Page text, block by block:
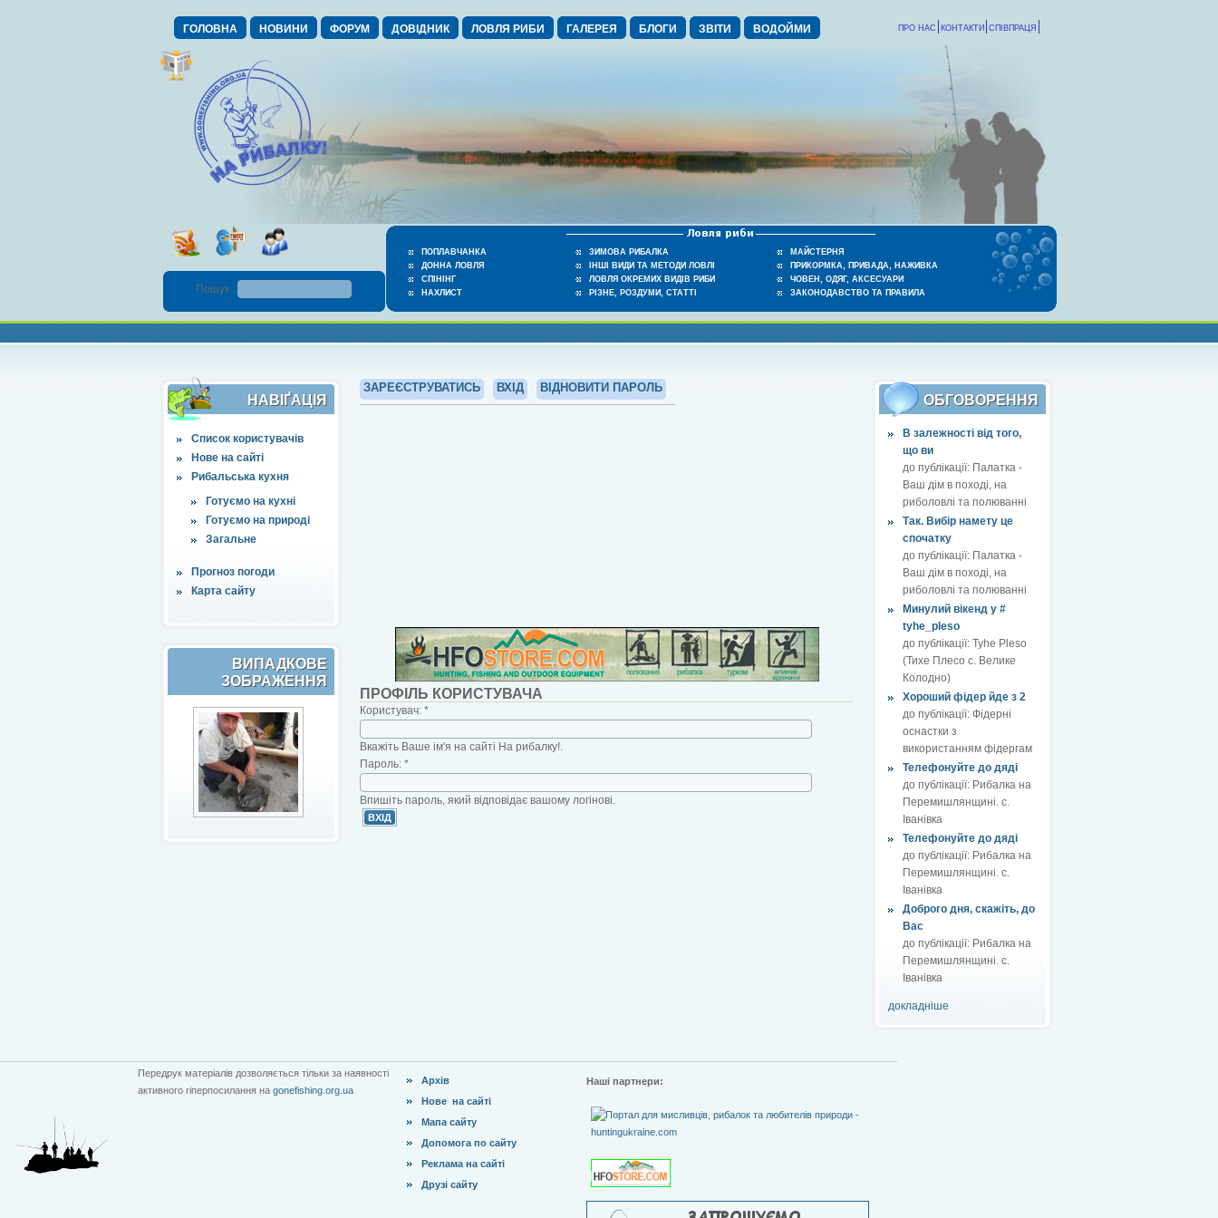
ГОЛОВНА НОВИНИ ФОРУМ ДОВІДНИК ЛОВЛЯ РИБИ ГАЛЕРЕЯ БЛОГИ ЗВІТИ ВОДОЙМИ СПІВПРАЦЯ
КОНТАКТИ
ПРО НАС
ПОПЛАВЧАНКА
ДОННА ЛОВЛЯ
СПІНІНГ
НАХЛИСТ
ЗИМОВА РИБАЛКА
ІНШІ ВИДИ ТА МЕТОДИ ЛОВЛІ
ЛОВЛЯ ОКРЕМИХ ВИДІВ РИБИ
РІЗНЕ, РОЗДУМИ, СТАТТІ
МАЙСТЕРНЯ
ПРИКОРМКА, ПРИВАДА, НАЖИВКА
ЧОВЕН, ОДЯГ, АКСЕСУАРИ
ЗАКОНОДАВСТВО ТА ПРАВИЛА
Пошук :
НАВІҐАЦІЯ
Список користувачів
Нове на сайті
Рибальська кухня
Готуємо на кухні
Готуємо на природі
Загальне
Прогноз погоди
Карта сайту
ВИПАДКОВЕ
ЗОБРАЖЕННЯ
ЗАРЕЄСТРУВАТИСЬ ВХІД ВІДНОВИТИ ПАРОЛЬ
ОБГОВОРЕННЯ
В залежності від того,
що ви
до публікації: Палатка -
Ваш дім в поході, на
риболовлі та полюванні
Так. Вибір намету це
спочатку
до публікації: Палатка -
Ваш дім в поході, на
риболовлі та полюванні
Минулий вікенд у #
tyhe_pleso
до публікації: Tyhe Pleso
(Тихе Плесо с. Велике
Колодно)
Хороший фідер йде з 2
до публікації: Фідерні
оснастки з
використанням фідергам
Телефонуйте до дяді
до публікації: Рибалка на
Перемишлянщині. с.
Іванівка
Телефонуйте до дяді
до публікації: Рибалка на
Перемишлянщині. с.
Іванівка
Доброго дня, скажіть, до
Вас
до публікації: Рибалка на
Перемишлянщині. с.
Іванівка
докладніше
ПРОФІЛЬ КОРИСТУВАЧА
Користувач: *
Вкажіть Ваше ім'я на сайті На рибалку!.
Пароль: *
Впишіть пароль, який відповідає вашому логінові.
Передрук матеріалів дозволяється тільки за наявності
активного гіперпосилання на gonefishing.org.ua
Архів
Нове на сайті
Мапа сайту
Допомога по сайту
Реклама на сайті
Друзі сайту
Наші партнери: